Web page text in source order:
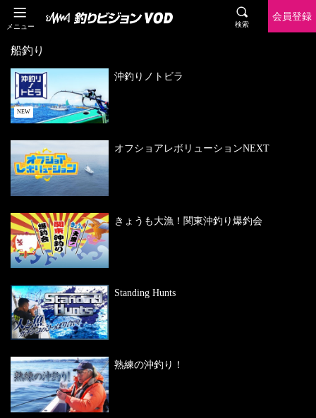
メニュー 検索
会員登録
船釣り
NEW
沖釣りノトビラ
オフショアレボリューションNEXT
きょうも大漁！関東沖釣り爆釣会
Standing Hunts
熟練の沖釣り！